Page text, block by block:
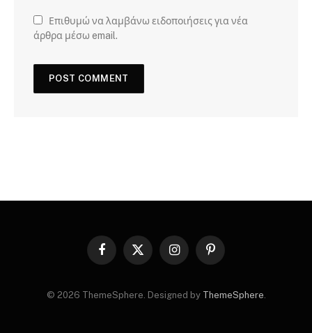
Επιθυμώ να λαμβάνω ειδοποιήσεις για νέα
άρθρα μέσω email.
Facebook
X
InstagramPinterest
© 2026 ThemeSphere. Designed by ThemeSphere.